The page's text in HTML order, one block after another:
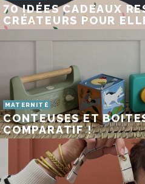
70 IDÉES CADEAUX
CRÉATEURS POUR
MATERNITÉ
CONTEUSES ET
COMPARATIF !